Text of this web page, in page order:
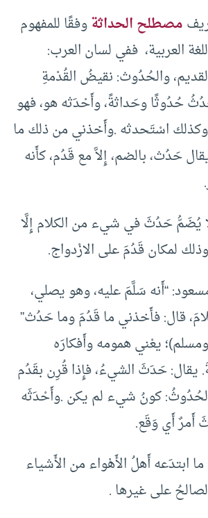
مصطلح الحداثةوفقًا للمفهوم
العربية، ففي لسان العرب:
والحُدُوث: نقيضُ القُدْمةِ
حُدُوثًا وحَداثةً، وأَحْدَثه هو، فهو
اسْتَحدثه .وأَخذني من ذلك ما
حَدُث، بالضم، إِلاَّ مع قَدُم، كأَنه
يُضَمُّ حَدُثَ في شيء من الكلام إِلَّا
لمكان قَدُمَ على الازْدواج.
“أَنه سَلَّمَ عليه، وهو يصلي،
قال: فأَخذني ما قَدُمَ وما حَدُث”
يعْني همومه وأَفكارَه
يقال: حَدَثَ الشيءُ، فإِذا قُرِن بقَدُم
كونُ شيء لم يكن .وأَحْدَثَه
أَمرٌ أَي وَقَع.
ابتدَعه أَهلُ الأَهْواء من الأَشياء
على غيرها .